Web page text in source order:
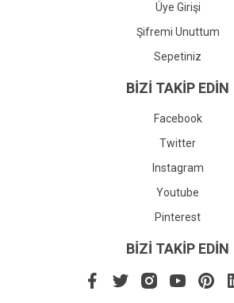
Üye Girişi
Şifremi Unuttum
Sepetiniz
BİZİ TAKİP EDİN
Facebook
Twitter
Instagram
Youtube
Pinterest
BİZİ TAKİP EDİN